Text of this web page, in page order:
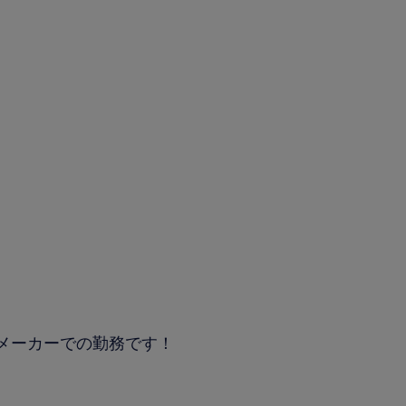
カーでの勤務です！